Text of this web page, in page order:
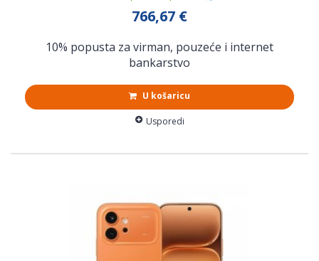
766,67 €
10% popusta za virman, pouzeće i internet
bankarstvo
U košaricu
Usporedi